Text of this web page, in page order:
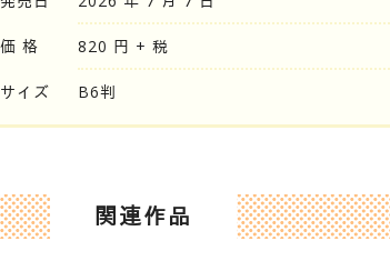
価 格 820 円 + 税
サイズ B6判
関連作品